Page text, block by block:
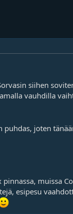
siihen
vauhdilla
puhdas, joten
muissa
esipesu